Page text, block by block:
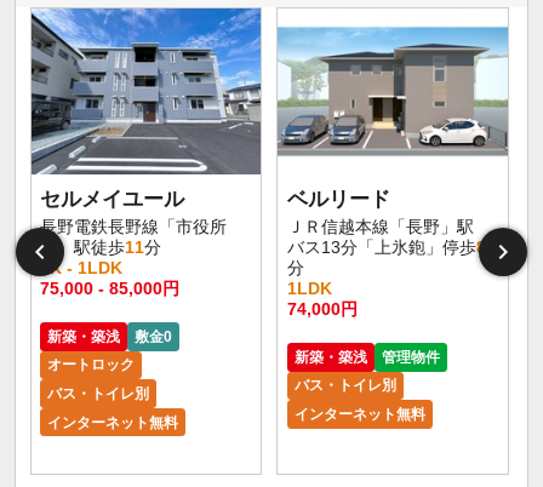
セルメイユール
長野電鉄長野線「市役所
前」駅徒歩11分
1K - 1LDK
75,000 - 85,000円
新築・築浅
敷金0
オートロック
バス・トイレ別
インターネット無料
ベルリード
ＪＲ信越本線「長野」駅
バス13分「上氷鉋」停歩8
分
1LDK
74,000円
新築・築浅
管理物件
バス・トイレ別
インターネット無料